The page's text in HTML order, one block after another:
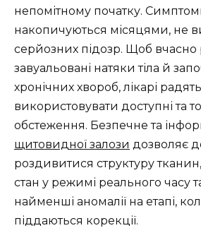
непомітному початку.
накопичуються місяцями, не
серйозних підозр. Щоб вчасно
завуальовані натяки тіла й
хронічних хвороб, лікарі радять
використовувати доступні та
обстеження. Безпечне та
щитовидної залози дозволяє
роздивитися структуру тканин,
стан у режимі реального часу
найменші аномалії на етапі,
піддаються корекції.